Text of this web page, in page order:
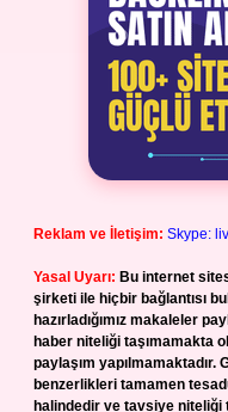
Reklam ve İletişim: Skype:
Yasal Uyarı: Bu internet
şirketi ile hiçbir bağlantısı
hazırladığımız makaleler
haber niteliği taşımamakta
paylaşım
benzerlikleri tamamen
halindedir ve tavsiye niteliği